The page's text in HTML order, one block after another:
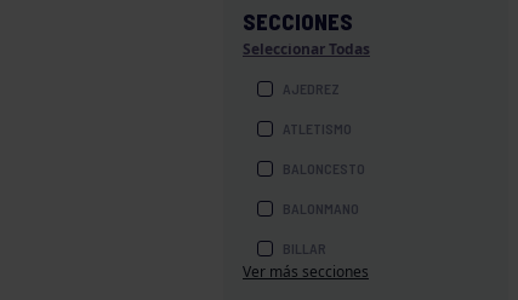
SECCIONES
Seleccionar Todas
AJEDREZ
ATLETISMO
BALONCESTO
BALONMANO
BILLAR
Ver más secciones